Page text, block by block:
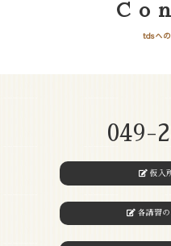
tdsへ
049-
仮入
各講習